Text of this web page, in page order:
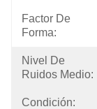
Factor De
Forma:
Nivel De
Ruidos Medio:
Condición: